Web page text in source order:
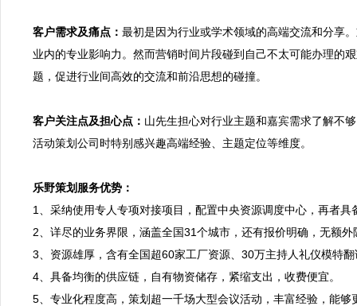
客户需求及痛点： 最初是因为行业或学术领域的高端交流和分享
业内的专业影响力。然而营销时间片段碰到自己不太可能办理的
题，促进行业间高效的交流和前沿思想的碰撞。
客户关注点及担心点： 山先生担心对行业主题和嘉宾需求了解不
活动策划公司时特别感兴趣高端经验、主题定位等维度。
乐野策划服务优势：
1、采纳使用专人专项对接项目，配置中央资源调度中心，再者
2、详尽的业务界限，涵盖全国31个城市，还有报价明确，无额外
3、资源雄厚，含有全国超60家工厂资源、30万主持人礼仪模特
4、具备均衡的供应链，自有物资储存，紧缩支出，收费便宜。
5、专业化程度高，策划超一千场大型会议活动，丰富经验，能够